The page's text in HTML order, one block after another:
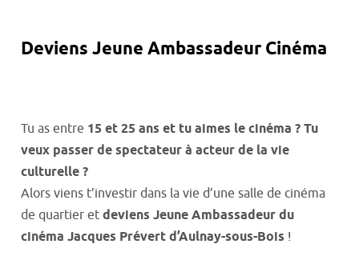
Deviens Jeune Ambassadeur Cinéma
Tu as entre 15 et 25 ans et tu aimes le cinéma ? Tu
veux passer de spectateur à acteur de la vie
culturelle ?
Alors viens t’investir dans la vie d’une salle de cinéma
de quartier et deviens Jeune Ambassadeur du
cinéma Jacques Prévert d’Aulnay-sous-Bois !